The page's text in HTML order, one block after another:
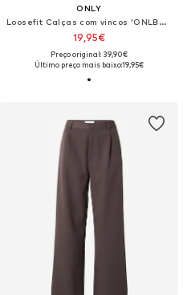
ONLY
Loosefit Calças com vincos 'ONLBerry'
19,95€
Preço original: 39,90€
Último preço mais baixo:19,95€